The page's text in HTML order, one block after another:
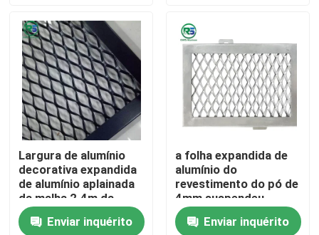
Excursão da fábrica
Controle da qualidade
Contacte-nos
Peça umas citações
Painéis de parede de alumínio
Largura de alumínio
decorativa expandida
de alumínio aplainada
da malha 2.4m da
folha de metal
Enviar inquérito
a folha expandida de
alumínio do
revestimento do pó de
4mm suspendeu
telhas do teto do
metalEnviar inquérito